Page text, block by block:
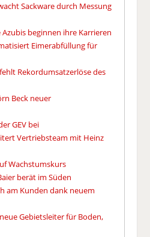
Sackware durch Messung
Azubis beginnen ihre Karrieren
Eimerabfüllung für
Rekordumsatzerlöse des
Beck neuer
GEV bei
Vertriebsteam mit Heinz
Wachstumskurs
berät im Süden
am Kunden dank neuem
Gebietsleiter für Boden,